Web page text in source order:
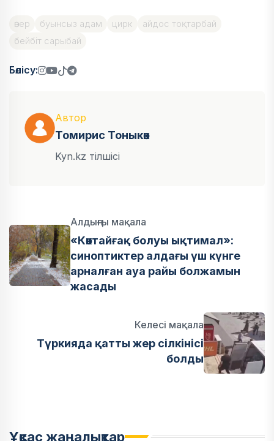
өнер буынсыз адам цирк
айдос тоқтарбай
бейбіт сарыбай
Бөлісу:
Автор
Томирис Тоныкөк
Kyn.kz тілшісі
Алдыңғы мақала
«Көктайғақ болуы ықтимал»:
синоптиктер алдағы үш күнге
арналған ауа райы болжамын
жасады
Келесі мақала
Түркияда қатты жер сілкінісі
болды
Ұқсас жаңалықтар